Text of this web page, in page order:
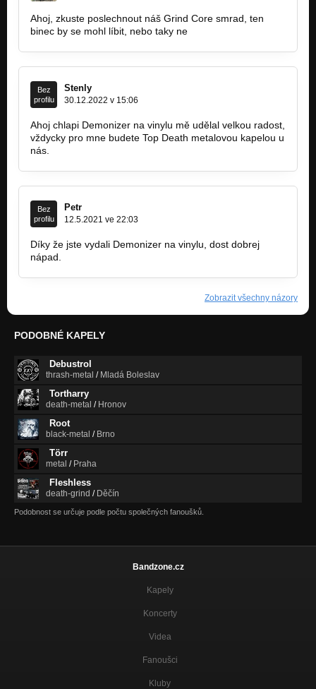
Ahoj, zkuste poslechnout náš Grind Core smrad, ten
binec by se mohl líbit, nebo taky ne
Bez
profilu
Stenly
30.12.2022 v 15:06
Ahoj chlapi Demonizer na vinylu mě udělal velkou radost,
vždycky pro mne budete Top Death metalovou kapelou u
nás.
Bez
profilu
Petr
12.5.2021 ve 22:03
Díky že jste vydali Demonizer na vinylu, dost dobrej
nápad.
Zobrazit všechny názory
PODOBNÉ KAPELY
Debustrol
thrash-metal / Mladá Boleslav
Tortharry
death-metal / Hronov
Root
black-metal / Brno
Törr
metal / Praha
Fleshless
death-grind / Děčín
Podobnost se určuje podle počtu společných fanoušků.
Bandzone.cz
Kapely
Koncerty
Videa
Fanoušci
Kluby